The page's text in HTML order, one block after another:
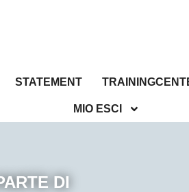
STATEMENT
MIO ESCI
DI